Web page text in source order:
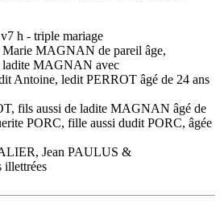
h - triple mariage
Marie MAGNAN de pareil âge,
ladite MAGNAN avec
Antoine, ledit PERROT âgé de 24 ans
fils aussi de ladite MAGNAN âgé de
PORC, fille aussi dudit PORC, âgée
Jean PAULUS &